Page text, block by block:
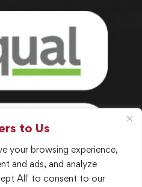
to Us
your browsing experience,
and ads, and analyze
All' to consent to our